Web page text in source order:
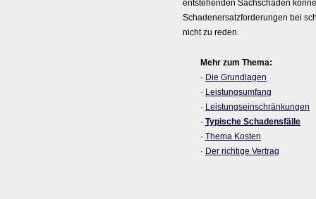
entstehenden Sachschäden
Schadenersatzforderungen bei
nicht zu reden.
Mehr zum Thema:
· Die Grundlagen
· Leistungsumfang
· Leistungseinschränkungen
· Typische Schadensfälle
· Thema Kosten
· Der richtige Vertrag